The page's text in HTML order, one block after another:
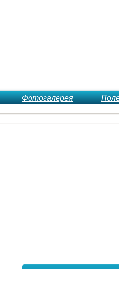
Фотогалерея